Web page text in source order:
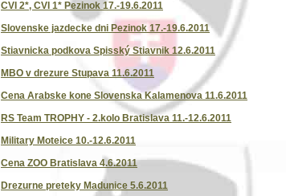
CVI 2*, CVI 1* Pezinok 17.-19.6.2011
Slovenske jazdecke dni Pezinok 17.-19.6.2011
Stiavnicka podkova Spisský Stiavnik 12.6.2011
MBO v drezure Stupava 11.6.2011
Cena Arabske kone Slovenska Kalamenova 11.6.2011
RS Team TROPHY - 2.kolo Bratislava 11.-12.6.2011
Military Moteice 10.-12.6.2011
Cena ZOO Bratislava 4.6.2011
Drezurne preteky Madunice 5.6.2011